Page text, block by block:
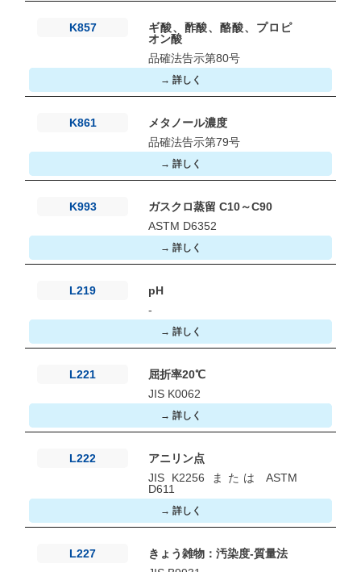
K857
ギ酸、酢酸、酪酸、プロピ
オン酸
品確法告示第80号
→ 詳しく
K861
メタノール濃度
品確法告示第79号
→ 詳しく
K993
ガスクロ蒸留 C10～C90
ASTM D6352
→ 詳しく
L219
pH
-
→ 詳しく
L221
屈折率20℃
JIS K0062
→ 詳しく
L222
アニリン点
JIS K2256 または ASTM
D611
→ 詳しく
L227
きょう雑物：汚染度-質量法